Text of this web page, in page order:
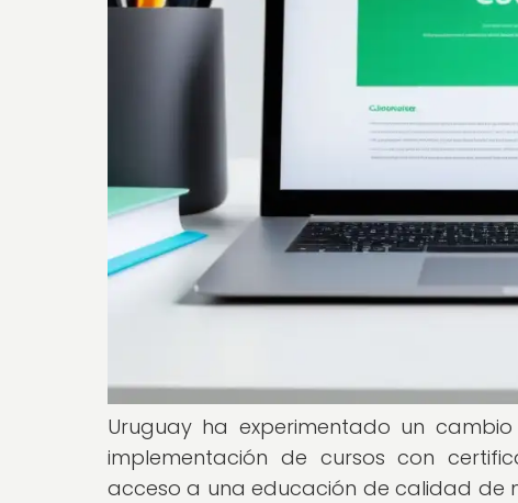
Uruguay ha experimentado un
implementación de cursos con
acceso a una educación de calidad de